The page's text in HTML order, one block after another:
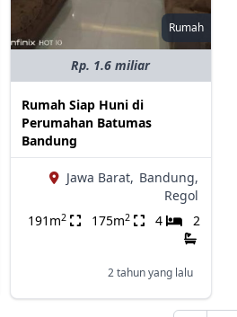
Rumah
Rp. 1.6 miliar
Rumah Siap Huni di
Perumahan Batumas
Bandung
Jawa Barat, Bandung,
Regol
191m2 175m2 4 2
2 tahun yang lalu